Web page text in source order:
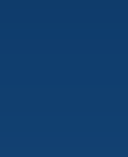
Tids- og
Din